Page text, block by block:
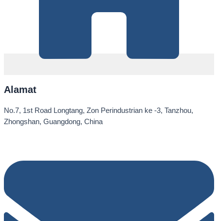
Alamat
No.7, 1st Road Longtang, Zon Perindustrian ke -3, Tanzhou,
Zhongshan, Guangdong, China